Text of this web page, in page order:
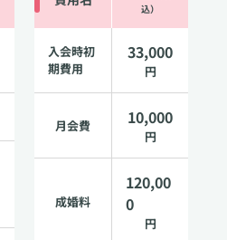
込）
入会時初
期費用
33,000
円
月会費 10,000
円
成婚料
120,00
0
円